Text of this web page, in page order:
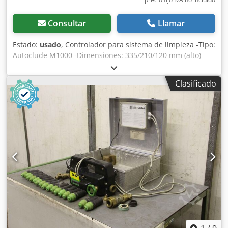
Consultar Llamar
Estado: usado, Controlador para sistema de limpieza -Tipo:
Autoclude M1000 -Dimensiones: 335/210/120 mm (alto)
Dksdpob Uhtwefx Abqjr -Peso: 4 kg
Clasificado